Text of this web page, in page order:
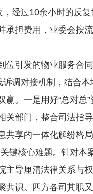
，经过10余小时的反
承担费用，业委会按
引发的物业服务合同
诉调对接机制，结合
赢。一是用好“总对总
关部门，整合司法指
共享的一体化解纷格
键核心难题。针对
主导厘清法律关系与
共识。四方各司其职